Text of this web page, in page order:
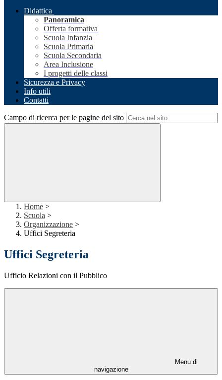
Didattica
Panoramica
Offerta formativa
Scuola Infanzia
Scuola Primaria
Scuola Secondaria
Area Inclusione
I progetti delle classi
Sicurezza e Privacy
Info utili
Contatti
Campo di ricerca per le pagine del sito
Home >
Scuola >
Organizzazione >
Uffici Segreteria
Uffici Segreteria
Ufficio Relazioni con il Pubblico
Menu di
navigazione